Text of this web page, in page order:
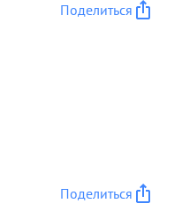
Поделиться
Поделиться